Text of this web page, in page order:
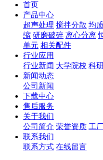
首页
产品中心
超声处理 搅拌分散 均
缩 研磨破碎 离心分离
单元 相关配件
行业应用
行业新闻 大学院校 科
新闻动态
公司新闻
下载中心
售后服务
关于我们
公司简介 荣誉资质 工
联系我们
联系方式 在线留言